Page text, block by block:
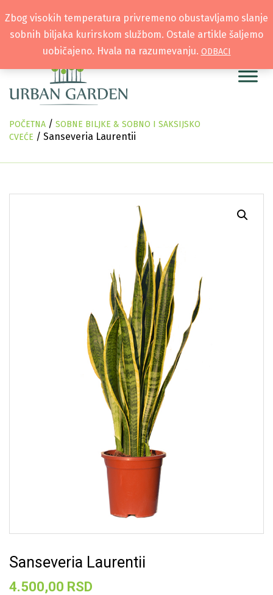
POČETNA / SOBNE BILJKE & SOBNO I SAKSIJSKO
CVEĆE / Sanseveria Laurentii
Sanseveria Laurentii
4.500,00 RSD
Zbog visokih temperatura privremeno obustavljamo slanje
sobnih biljaka kurirskom službom. Ostale artikle šaljemo
uobičajeno. Hvala na razumevanju. ODBACI